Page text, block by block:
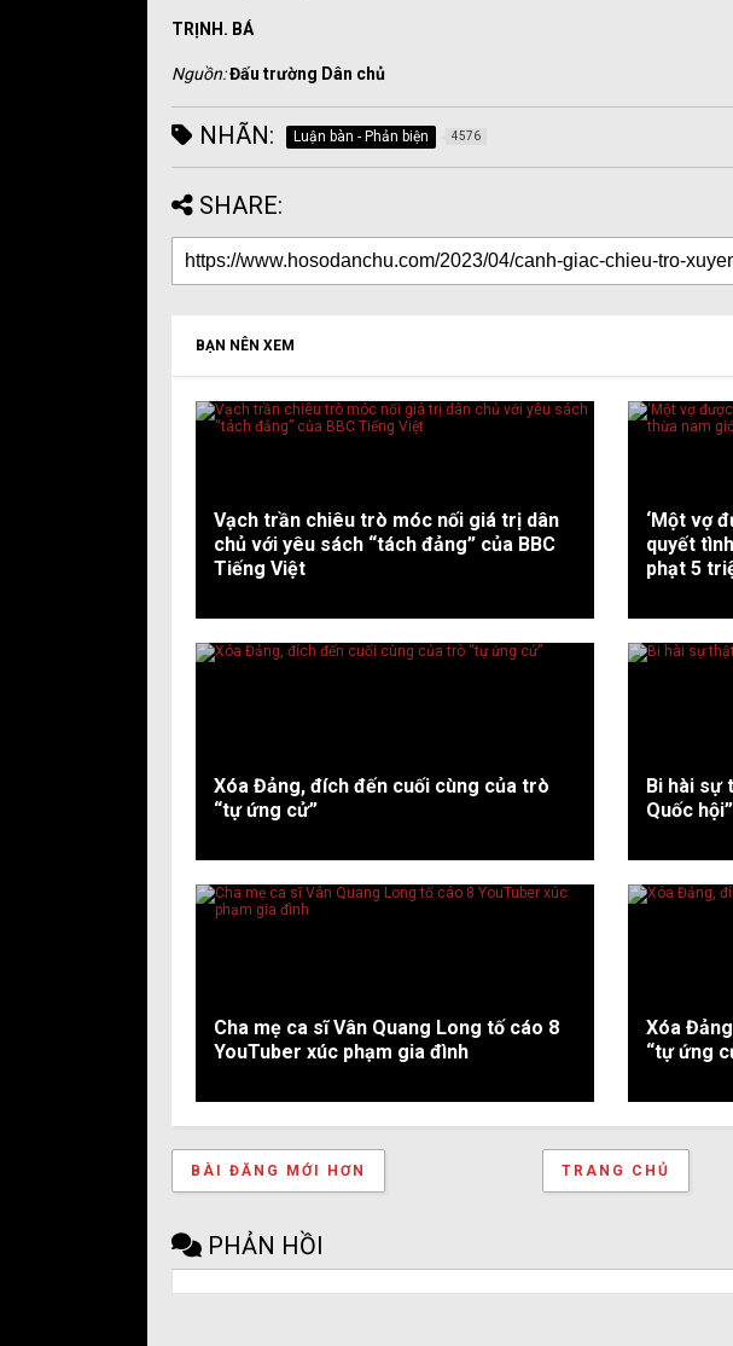
TRỊNH. BÁ
Nguồn:Đấu trường Dân chủ
NHÃN: Luận bàn - Phản biện 4576
SHARE:
BẠN NÊN XEM
Vạch trần chiêu trò móc nối giá trị dân
chủ với yêu sách “tách đảng” của BBC
Tiếng Việt
‘Một vợ
quyết
phạt 5
Xóa Đảng, đích đến cuối cùng của trò
“tự ứng cử”
Bi hài sự
Quốc hội”
Cha mẹ ca sĩ Vân Quang Long tố cáo 8
YouTuber xúc phạm gia đình
Xóa
“tự ứng
BÀI ĐĂNG MỚI HƠN TRANG CHỦ
PHẢN HỒI